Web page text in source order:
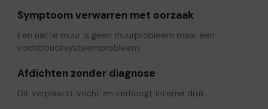
Symptoom verwarren met oorzaak
Een natte muur is geen muurprobleem maar een
vochtroutesysteemprobleem.
Afdichten zonder diagnose
Dit verplaatst vocht en verhoogt interne druk.